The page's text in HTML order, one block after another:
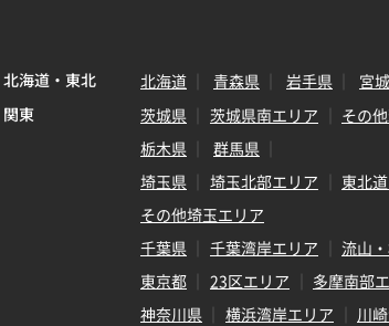
北海道・東北 北海道 青森県 岩手県 宮
関東
茨城県 茨城県南エリア
その
栃木県
群馬県
埼玉県
埼玉北部エリア 東北
その他埼玉エリア
千葉県
千葉湾岸エリア 流山
東京都
23区エリア 多摩南部
神奈川県
横浜湾岸エリア 川